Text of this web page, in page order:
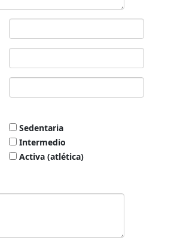
Sedentaria
Intermedio
Activa (atlética)